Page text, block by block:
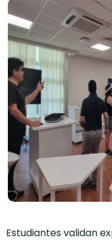
Estudiantes validan